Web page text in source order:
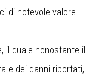
di notevole valore
il quale nonostante il
e dei danni riportati,